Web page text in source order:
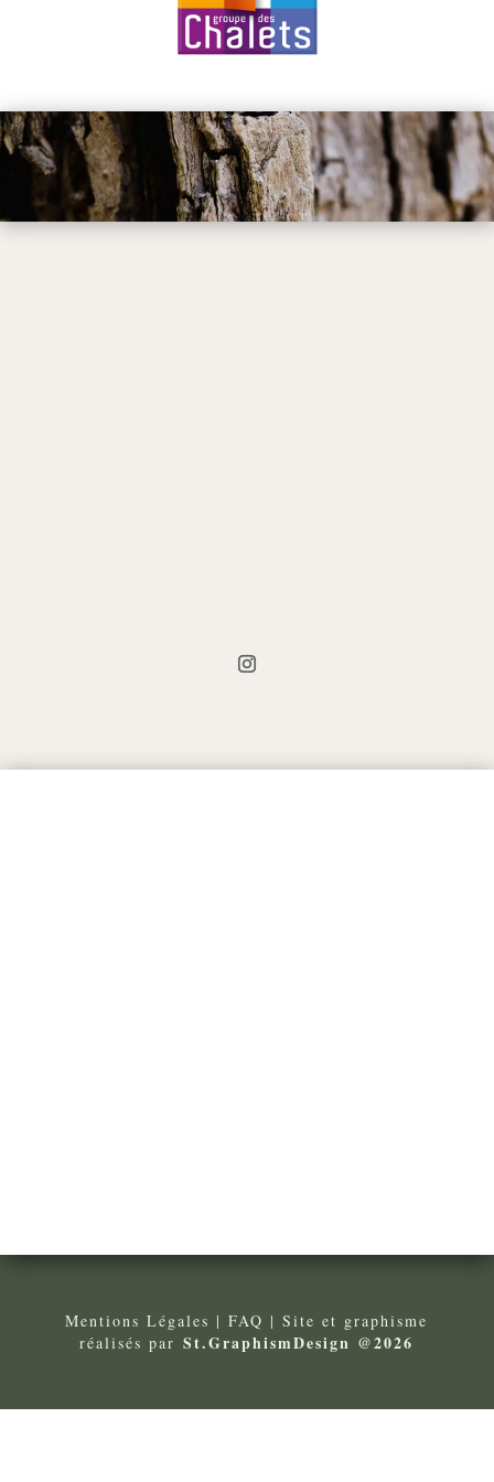
Mentions Légales | FAQ | Site et graphisme
réalisés par St.GraphismDesign @2026